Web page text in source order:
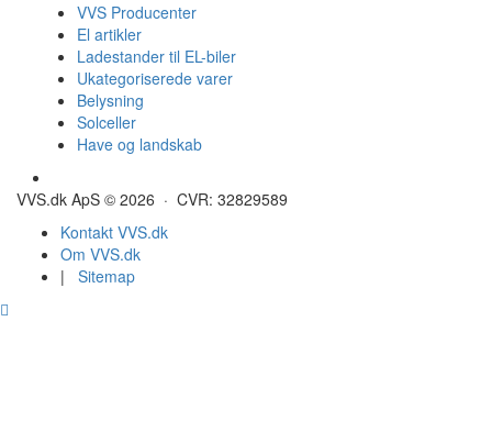
VVS Producenter
El artikler
Ladestander til EL-biler
Ukategoriserede varer
Belysning
Solceller
Have og landskab
VVS.dk ApS © 2026 · CVR: 32829589
Kontakt VVS.dk
Om VVS.dk
| Sitemap